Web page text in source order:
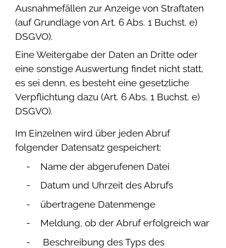
Ausnahmefällen zur Anzeige von Straftaten
(auf Grundlage von Art. 6 Abs. 1 Buchst. e)
DSGVO).
Eine Weitergabe der Daten an Dritte oder
eine sonstige Auswertung findet nicht statt,
es sei denn, es besteht eine gesetzliche
Verpflichtung dazu (Art. 6 Abs. 1 Buchst. e)
DSGVO).
Im Einzelnen wird über jeden Abruf
folgender Datensatz gespeichert:
Name der abgerufenen Datei
Datum und Uhrzeit des Abrufs
übertragene Datenmenge
Meldung, ob der Abruf erfolgreich war
Beschreibung des Typs des